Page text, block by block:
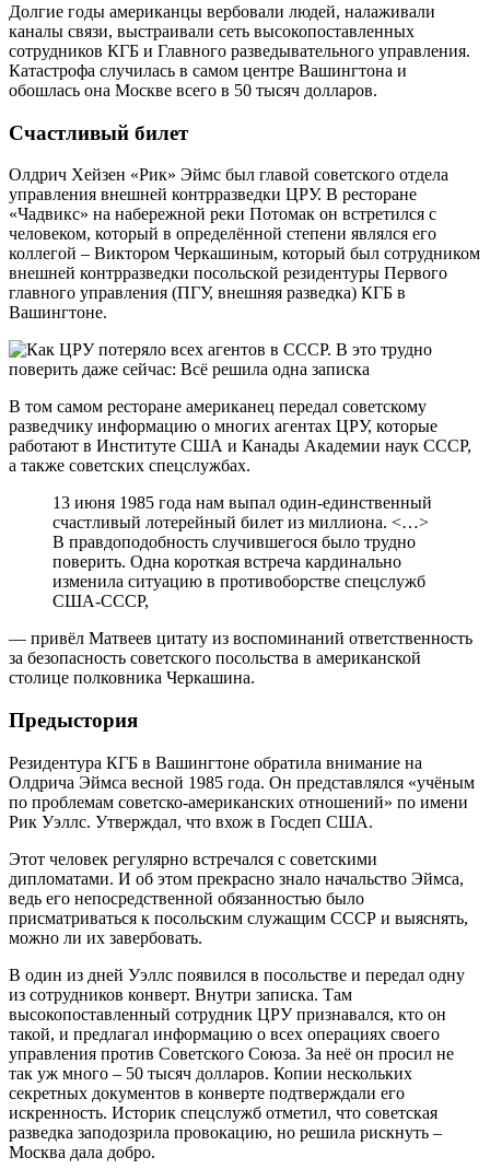
Долгие годы американцы вербовали людей, налаживали
каналы связи, выстраивали сеть высокопоставленных
сотрудников КГБ и Главного разведывательного управления.
Катастрофа случилась в самом центре Вашингтона и
обошлась она Москве всего в 50 тысяч долларов.
Счастливый билет
Олдрич Хейзен «Рик» Эймс был главой советского отдела
управления внешней контрразведки ЦРУ. В ресторане
«Чадвикс» на набережной реки Потомак он встретился с
человеком, который в определённой степени являлся его
коллегой – Виктором Черкашиным, который был сотрудником
внешней контрразведки посольской резидентуры Первого
главного управления (ПГУ, внешняя разведка) КГБ в
Вашингтоне.
В том самом ресторане американец передал советскому
разведчику информацию о многих агентах ЦРУ, которые
работают в Институте США и Канады Академии наук СССР,
а также советских спецслужбах.
13 июня 1985 года нам выпал один-единственный
счастливый лотерейный билет из миллиона. <…>
В правдоподобность случившегося было трудно
поверить. Одна короткая встреча кардинально
изменила ситуацию в противоборстве спецслужб
США-СССР,
— привёл Матвеев цитату из воспоминаний ответственность
за безопасность советского посольства в американской
столице полковника Черкашина.
Предыстория
Резидентура КГБ в Вашингтоне обратила внимание на
Олдрича Эймса весной 1985 года. Он представлялся «учёным
по проблемам советско-американских отношений» по имени
Рик Уэллс. Утверждал, что вхож в Госдеп США.
Этот человек регулярно встречался с советскими
дипломатами. И об этом прекрасно знало начальство Эймса,
ведь его непосредственной обязанностью было
присматриваться к посольским служащим СССР и выяснять,
можно ли их завербовать.
В один из дней Уэллс появился в посольстве и передал одну
из сотрудников конверт. Внутри записка. Там
высокопоставленный сотрудник ЦРУ признавался, кто он
такой, и предлагал информацию о всех операциях своего
управления против Советского Союза. За неё он просил не
так уж много – 50 тысяч долларов. Копии нескольких
секретных документов в конверте подтверждали его
искренность. Историк спецслужб отметил, что советская
разведка заподозрила провокацию, но решила рискнуть –
Москва дала добро.